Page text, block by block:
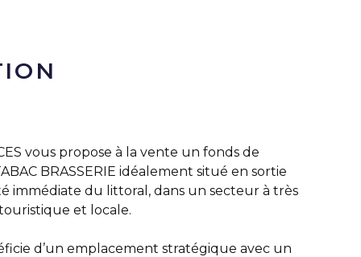
vous propose à la vente un fonds de
BRASSERIE idéalement situé en sortie
immédiate du littoral, dans un secteur à très
et locale.
d’un emplacement stratégique avec un